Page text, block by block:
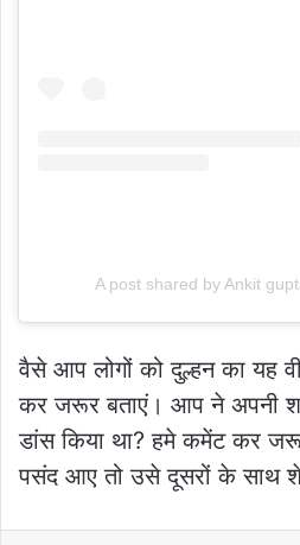
A post shared by Ankit
वैसे आप लोगों को दुल्हन का यह
कर जरूर बताएं। आप ने अपनी
डांस किया था? हमे कमेंट कर
पसंद आए तो उसे दूसरों के साथ